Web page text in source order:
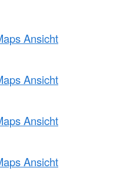
Ansicht
Ansicht
Ansicht
Ansicht